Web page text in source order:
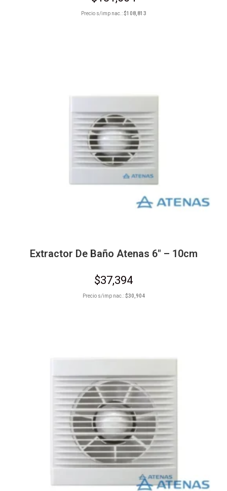
Precio s/imp nac.:$108,813
Extractor De Baño Atenas 6″ – 10cm
$37,394
Precio s/imp nac.:$30,904